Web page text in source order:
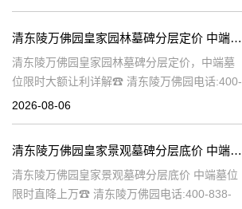
清
清东陵万佛园皇家园林墓碑分层定价 中端墓位限时大额让利详解
清东陵万佛园皇家园林墓碑分层定价，中端墓
位限时大额让利详解☎ 清东陵万佛园电话:400-
838-5063清东陵万佛园，作为中国历史上著名
2026-08-06
清东陵万佛园皇家景观墓碑分层底价 中端墓位限时直降上万
清东陵万佛园皇家景观墓碑分层底价 中端墓位
限时直降上万☎ 清东陵万佛园电话:400-838-